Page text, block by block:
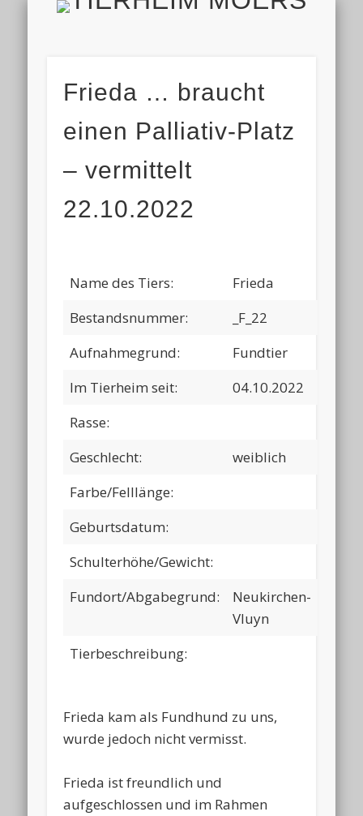
HOME
AKTUELL
ALLE TIERE
HELFEN
TIERHEIM & VEREIN
VIELEN DANK!
IMPRESSUM & DATENSCHUTZ
FINDEFIX
Frieda … braucht
einen Palliativ-Platz
– vermittelt
22.10.2022
Name des Tiers:
Frieda
Bestandsnummer:
_F_22
Aufnahmegrund:
Fundtier
Im Tierheim seit:
04.10.2022
Rasse:
Geschlecht:
weiblich
Farbe/Felllänge:
Geburtsdatum:
Schulterhöhe/Gewicht:
Fundort/Abgabegrund:
Neukirchen-
Vluyn
Tierbeschreibung:
Frieda kam als Fundhund zu uns,
wurde jedoch nicht vermisst.
Frieda ist freundlich und
aufgeschlossen und im Rahmen